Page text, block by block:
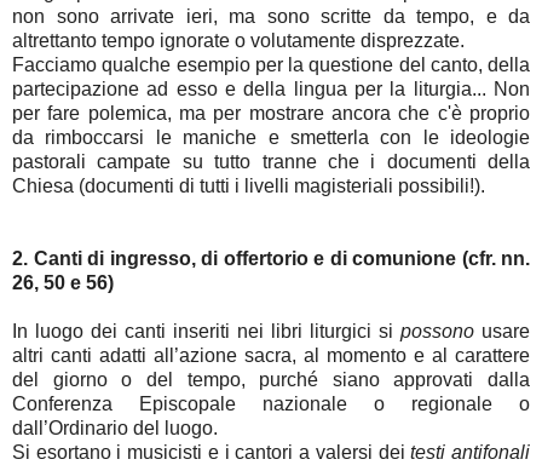
non sono arrivate ieri, ma sono scritte da tempo, e da
altrettanto tempo ignorate o volutamente disprezzate.
Facciamo qualche esempio per la questione del canto, della
partecipazione ad esso e della lingua per la liturgia... Non
per fare polemica, ma per mostrare ancora che c'è proprio
da rimboccarsi le maniche e smetterla con le ideologie
pastorali campate su tutto tranne che i documenti della
Chiesa (documenti di tutti i livelli magisteriali possibili!).
2. Canti di ingresso, di offertorio e di comunione (cfr. nn.
26, 50 e 56)
In luogo dei canti inseriti nei libri liturgici si possono usare
altri canti adatti all’azione sacra, al momento e al carattere
del giorno o del tempo, purché siano approvati dalla
Conferenza Episcopale nazionale o regionale o
dall’Ordinario del luogo.
Si esortano i musicisti e i cantori a valersi deitesti antifonali